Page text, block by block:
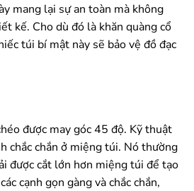
mang lại sự an toàn mà không
kế. Cho dù đó là khăn quàng cổ
túi bí mật này sẽ bảo vệ đồ đạc
được may góc 45 độ. Kỹ thuật
chắc chắn ở miệng túi. Nó thường
được cắt lớn hơn miệng túi để tạo
cạnh gọn gàng và chắc chắn,